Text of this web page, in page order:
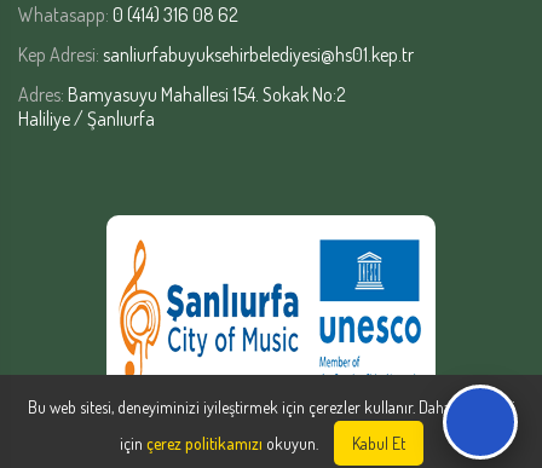
Whatasapp: 0 (414) 316 08 62
Kep Adresi: sanliurfabuyuksehirbelediyesi@hs01.kep.tr
Adres: Bamyasuyu Mahallesi 154. Sokak No:2
Haliliye / Şanlıurfa
Bu web sitesi, deneyiminizi iyileştirmek için çerezler kullanır. Daha fazla bilgi
için çerez politikamızı okuyun. Kabul Et